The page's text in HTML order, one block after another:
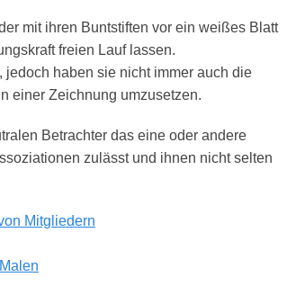
mit ihren Buntstiften vor ein weißes Blatt
freien Lauf lassen.
haben sie nicht immer auch die
einer Zeichnung umzusetzen.
Betrachter das eine oder andere
zulässt und ihnen nicht selten
Mitgliedern
Malen